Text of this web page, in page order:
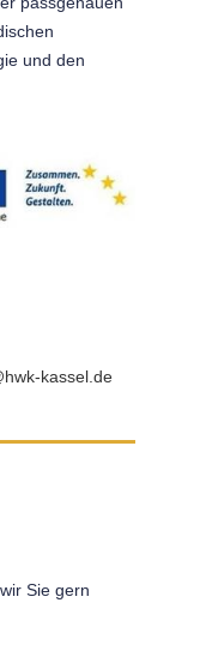
und den
kassel.de
Sie gern